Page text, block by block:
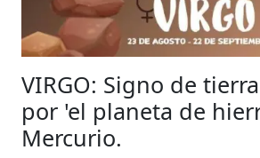
VIRGO: Signo de
por 'el planeta de
Mercurio.